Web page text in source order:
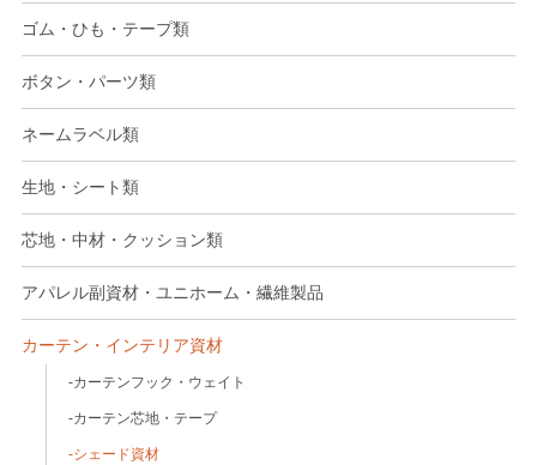
ゴム・ひも・テープ類
ボタン・パーツ類
ネームラベル類
生地・シート類
芯地・中材・クッション類
アパレル副資材・ユニホーム・繊維製品
カーテン・インテリア資材
カーテンフック・ウェイト
カーテン芯地・テープ
シェード資材